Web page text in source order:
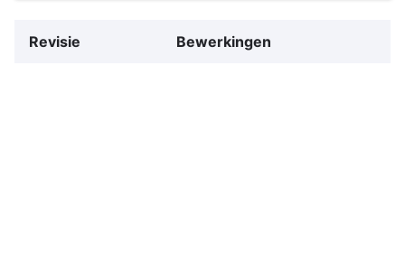
Revisie Bewerkingen